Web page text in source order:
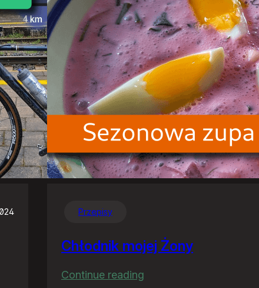
Przepisy
Chłodnik mojej Żony
Continue reading